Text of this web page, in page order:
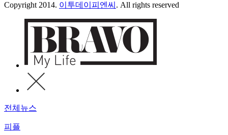
Copyright 2014. 이투데이피엔씨 . All rights reserved
전체뉴스
피플